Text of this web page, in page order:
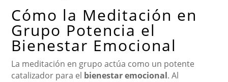
Cómo la Meditación en
Grupo Potencia el
Bienestar Emocional
La meditación en grupo actúa como un potente
catalizador para el bienestar emocional. Al